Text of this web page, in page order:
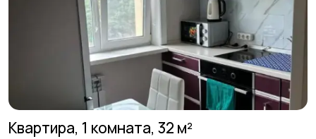
Квартира, 1 комната, 32 м²